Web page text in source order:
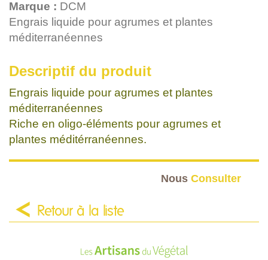
Marque : DCM
Engrais liquide pour agrumes et plantes
méditerranéennes
Descriptif du produit
Engrais liquide pour agrumes et plantes
méditerranéennes
Riche en oligo-éléments pour agrumes et
plantes méditérranéennes.
Nous Consulter
Retour à la liste